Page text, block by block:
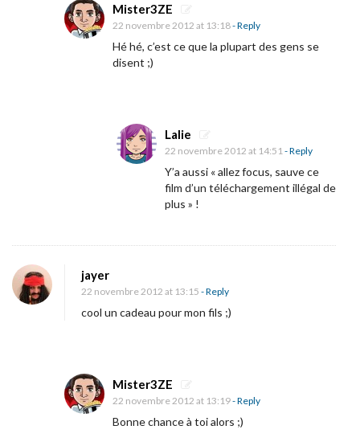
o
e
s
c
Mister3ZE
22 novembre 2012 at 13:18- Reply
Hé hé, c’est ce que la plupart des gens se
disent ;)
Lalie
22 novembre 2012 at 14:51 - Reply
Y’a aussi « allez focus, sauve ce
film d’un téléchargement illégal de
plus » !
jayer
22 novembre 2012 at 13:15 - Reply
cool un cadeau pour mon fils ;)
Mister3ZE
22 novembre 2012 at 13:19- Reply
Bonne chance à toi alors ;)